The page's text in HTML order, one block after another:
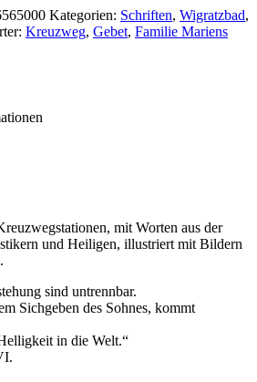
Kategorien: Schriften, Wigratzbad,
Kreuzweg, Gebet, Familie Mariens
mit Worten aus der
und Heiligen, illustriert mit Bildern
sind untrennbar.
Sichgeben des Sohnes, kommt
in die Welt.“